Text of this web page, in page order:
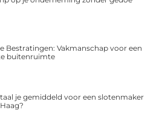
Bestratingen: Vakmanschap voor een
buitenruimte
je gemiddeld voor een slotenmaker